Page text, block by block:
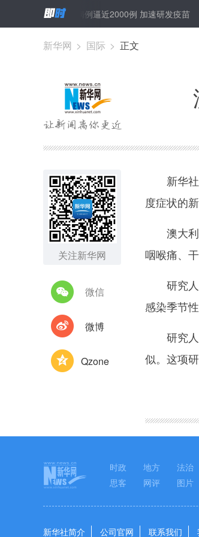
英国新冠肺炎病例逼近2000例 加速研发疫苗
新华网 > 国际 > 正文
关注新华网
微信
微博
Qzone
新华社
度症状的
澳大利
咽喉痛、
研究人
感染季节
研究人
似。这项
时政 地方 法治
思客
网评 图片
新华社简介 公司官网 联系我们